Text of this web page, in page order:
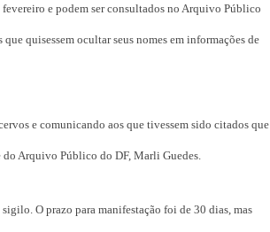
e podem ser consultados no Arquivo Público
quisessem ocultar seus nomes em informações de
e comunicando aos que tivessem sido citados que
do Arquivo Público do DF, Marli Guedes.
O prazo para manifestação foi de 30 dias, mas